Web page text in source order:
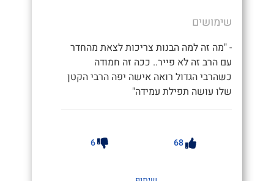
שימושים
- "מה זה למה הבנות צריכות לצאת מהחדר
עם הרב זה לא פייר.. ככה זה חמודה
כשהרבי הגדול רואה אישה יפה הרבי הקטן
שלו עושה תפילת עמידה"
68
6